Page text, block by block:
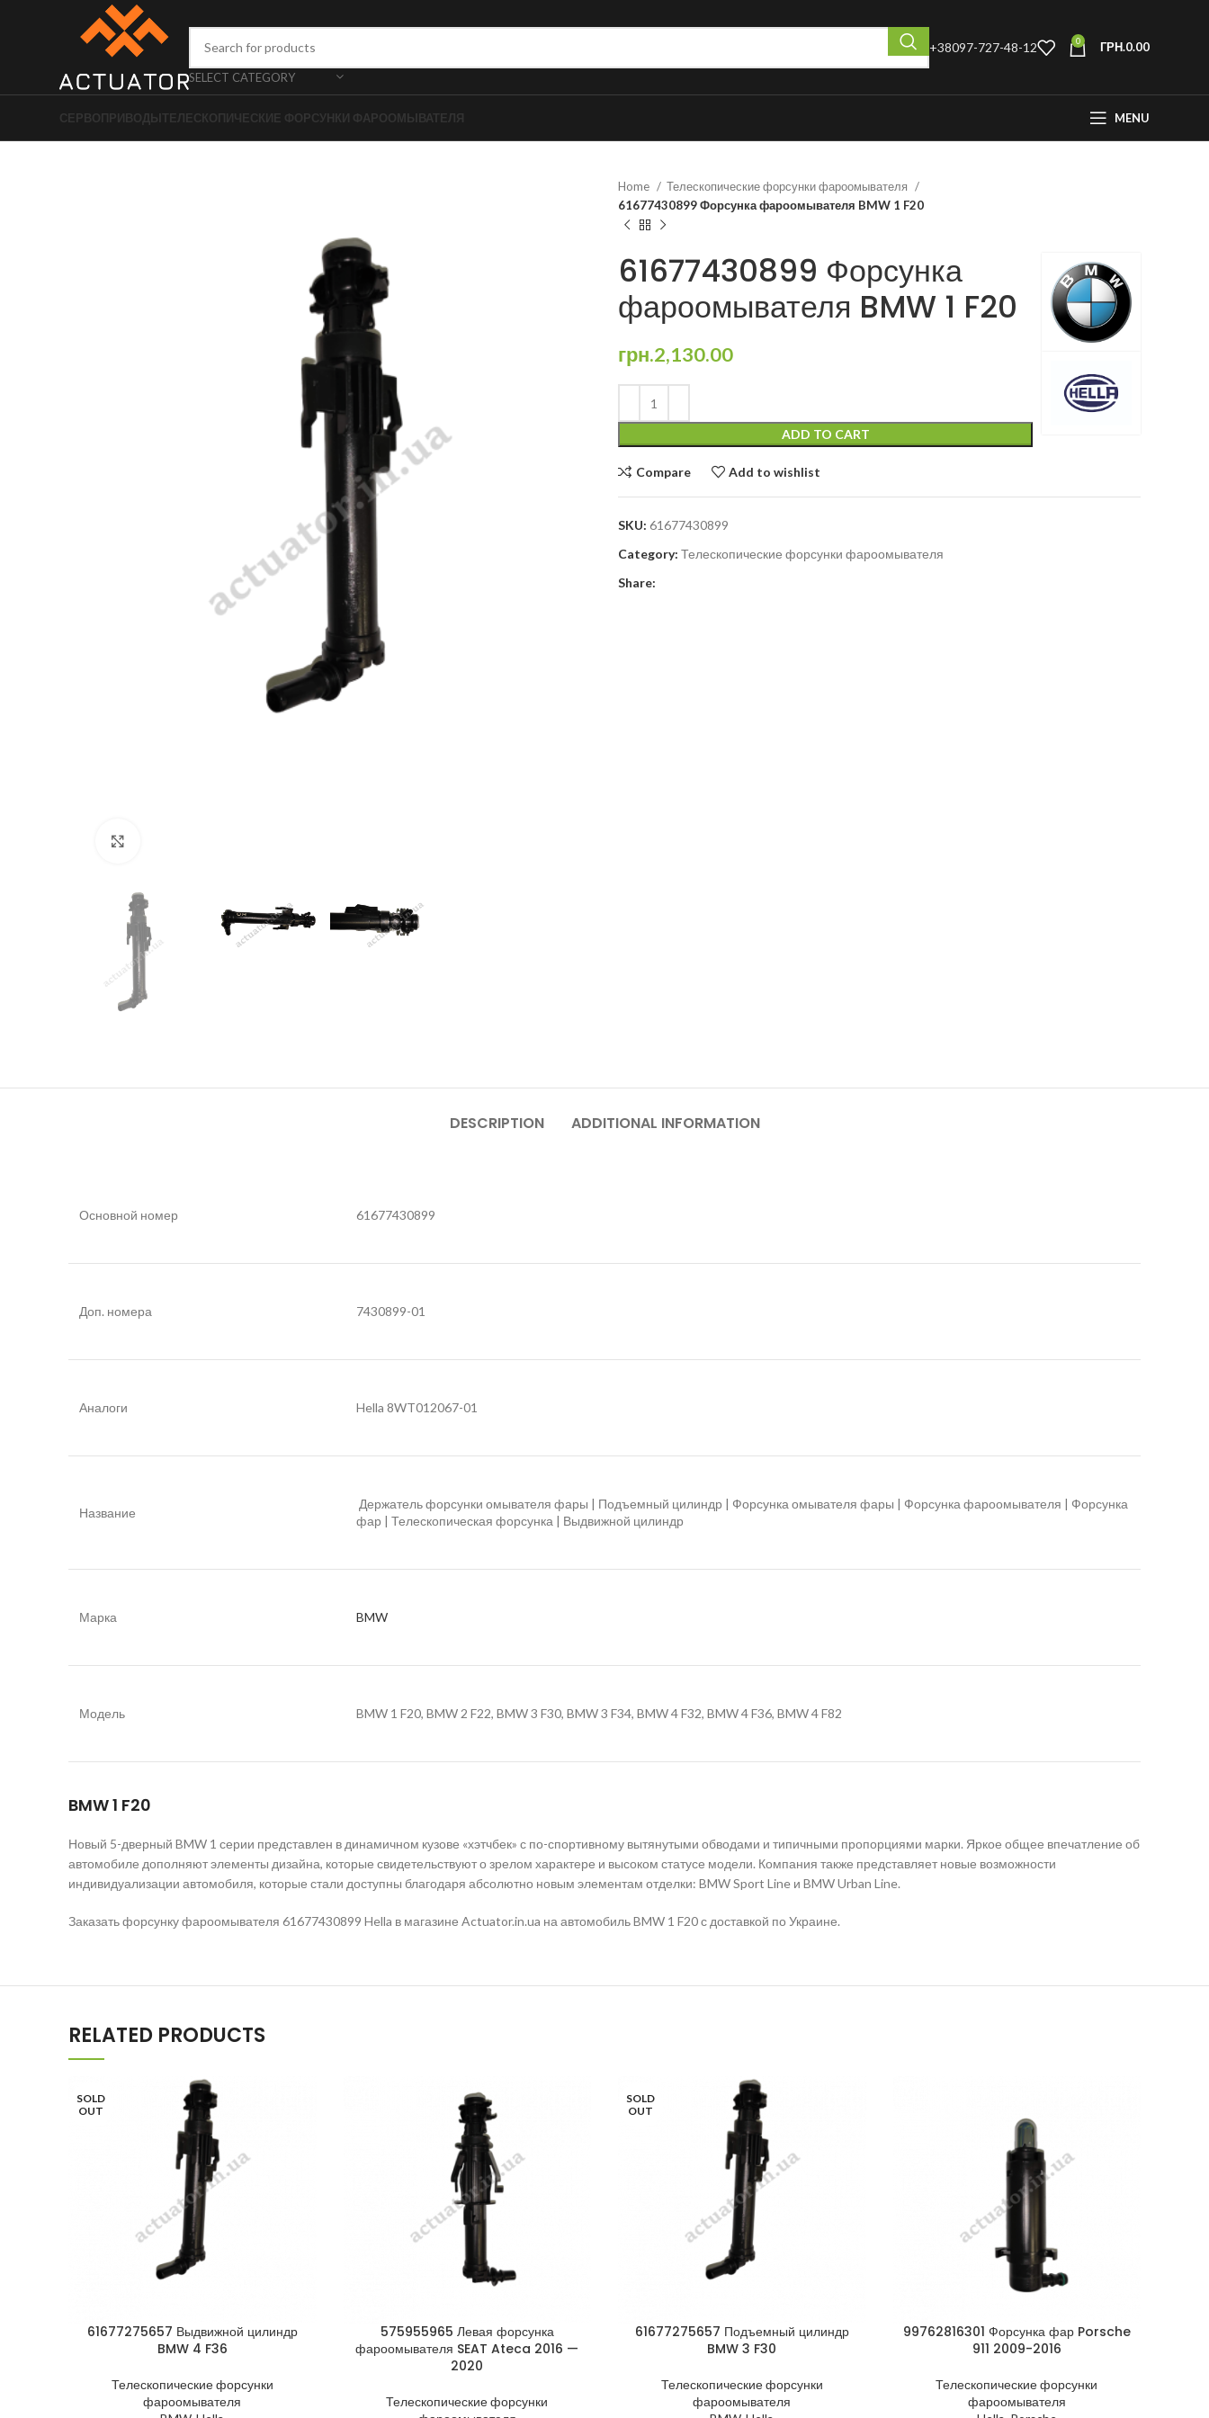
SELECT CATEGORY
+38097-727-48-12 0 ГРН.0.00
СЕРВОПРИВОДЫТЕЛЕСКОПИЧЕСКИЕ ФОРСУНКИ ФАРООМЫВАТЕЛЯ MENU
Home
Телескопические форсунки фароомывателя
61677430899 Форсунка фароомывателя BMW 1 F20
61677430899 Форсунка
фароомывателя BMW 1 F20
грн.2,130.00
ADD TO CART
Compare Add to wishlist
SKU: 61677430899
Category: Телескопические форсунки фароомывателя
Share:
DESCRIPTION ADDITIONAL INFORMATION
Основной номер 61677430899
Доп. номера 7430899-01
Аналоги Hella 8WT012067-01
Название
Держатель форсунки омывателя фары | Подъемный цилиндр | Форсунка омывателя фары | Форсунка фароомывателя | Форсунка
фар | Телескопическая форсунка | Выдвижной цилиндр
Марка BMW
Модель BMW 1 F20, BMW 2 F22, BMW 3 F30, BMW 3 F34, BMW 4 F32, BMW 4 F36, BMW 4 F82
BMW 1 F20
Новый 5-дверный BMW 1 серии представлен в динамичном кузове «хэтчбек» с по-спортивному вытянутыми обводами и типичными пропорциями марки. Яркое общее впечатление об
автомобиле дополняют элементы дизайна, которые свидетельствуют о зрелом характере и высоком статусе модели. Компания также представляет новые возможности
индивидуализации автомобиля, которые стали доступны благодаря абсолютно новым элементам отделки: BMW Sport Line и BMW Urban Line.
Заказать форсунку фароомывателя 61677430899 Hella в магазине Actuator.in.ua на автомобиль BMW 1 F20 с доставкой по Украине.
RELATED PRODUCTS
SOLD
OUT
61677275657 Выдвижной цилиндр
BMW 4 F36
Телескопические форсунки
фароомывателя
575955965 Левая форсунка
фароомывателя SEAT Ateca 2016 —
2020
Телескопические форсунки
SOLD
OUT
61677275657 Подъемный цилиндр
BMW 3 F30
Телескопические форсунки
фароомывателя
99762816301 Форсунка фар Porsche
911 2009-2016
Телескопические форсунки
фароомывателя